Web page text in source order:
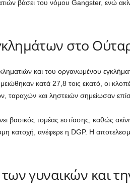
βάσει του νόμου Gangster, ενώ
στο
και του οργανωμένου
κατά 27,8 τοις εκατό, οι
ταραχών και ληστειών σημείωσαν
βασικός τομέας εστίασης, καθώς
κατοχή, ανέφερε η DGP. Η
γυναικών και